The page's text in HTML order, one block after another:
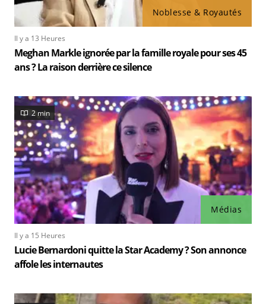
Noblesse & Royautés
Il y a 13 Heures
Meghan Markle ignorée par la famille royale pour ses 45
ans ? La raison derrière ce silence
Médias
2 min
Il y a 15 Heures
Lucie Bernardoni quitte la Star Academy ? Son annonce
affole les internautes